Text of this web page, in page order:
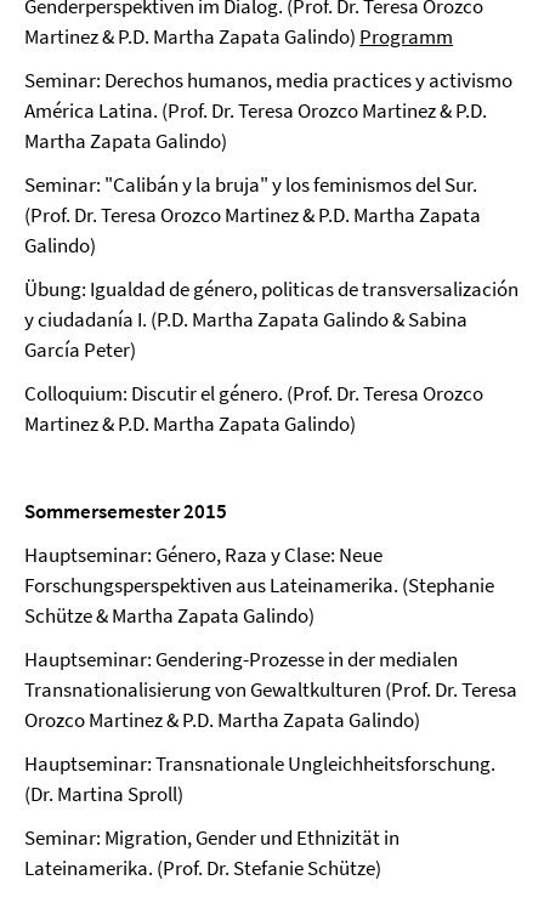
Genderperspektiven im Dialog. (Prof. Dr. Teresa Orozco
Martinez & P.D. Martha Zapata Galindo) Programm
Seminar: Derechos humanos, media practices y activismo
América Latina. (Prof. Dr. Teresa Orozco Martinez & P.D.
Martha Zapata Galindo)
Seminar: "Calibán y la bruja" y los feminismos del Sur.
(Prof. Dr. Teresa Orozco Martinez & P.D. Martha Zapata
Galindo)
Übung: Igualdad de género, politicas de transversalización
y ciudadanía I. (P.D. Martha Zapata Galindo & Sabina
García Peter)
Colloquium: Discutir el género. (Prof. Dr. Teresa Orozco
Martinez & P.D. Martha Zapata Galindo)
Sommersemester 2015
Hauptseminar: Género, Raza y Clase: Neue
Forschungsperspektiven aus Lateinamerika. (Stephanie
Schütze & Martha Zapata Galindo)
Hauptseminar: Gendering-Prozesse in der medialen
Transnationalisierung von Gewaltkulturen (Prof. Dr. Teresa
Orozco Martinez & P.D. Martha Zapata Galindo)
Hauptseminar: Transnationale Ungleichheitsforschung.
(Dr. Martina Sproll)
Seminar: Migration, Gender und Ethnizität in
Lateinamerika. (Prof. Dr. Stefanie Schütze)